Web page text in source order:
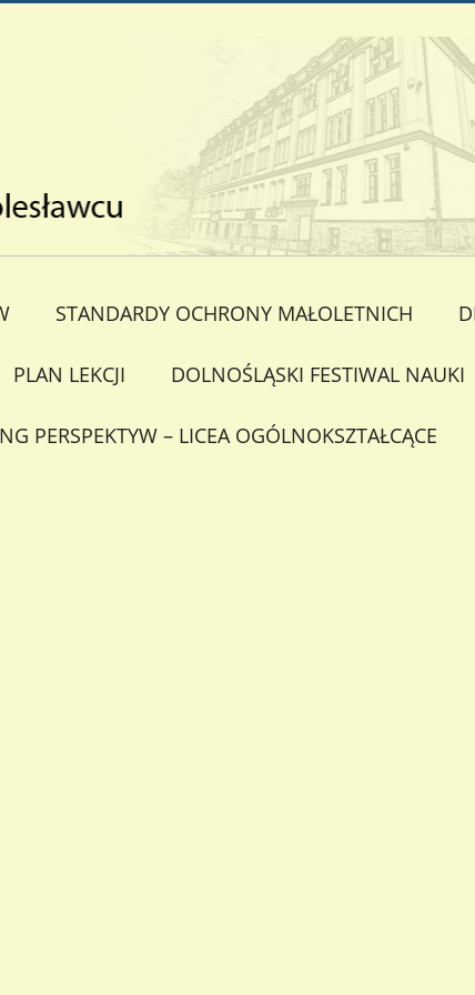
STANDARDY OCHRONY MAŁOLETNICH
PLAN LEKCJI DOLNOŚLĄSKI FESTIWAL NAUKI
PERSPEKTYW – LICEA OGÓLNOKSZTAŁCĄCE